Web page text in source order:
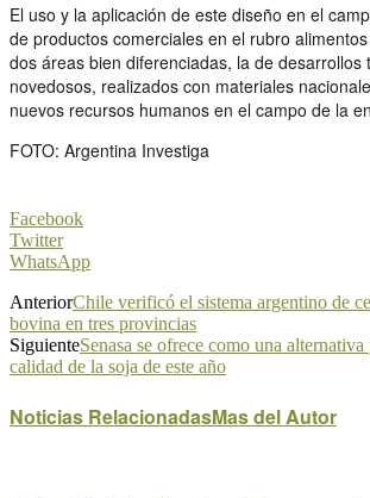
El uso y la aplicación de este diseño en el
de productos comerciales en el rubro
dos áreas bien diferenciadas, la de desarrollos
novedosos, realizados con materiales
nuevos recursos humanos en el campo de la
FOTO: Argentina Investiga
Facebook
Twitter
WhatsApp
AnteriorChile verificó el sistema argentino de
bovina en tres provincias
SiguienteSenasa se ofrece como una
calidad de la soja de este año
Noticias RelacionadasMas del Autor